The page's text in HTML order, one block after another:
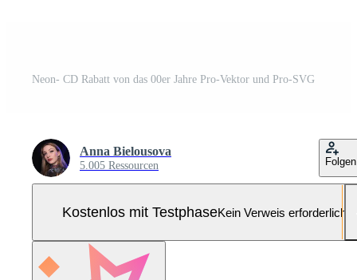
Neon- CD Rabatt von das 00er Jahre Pro-Vektor und Pro-SVG
Anna Bielousova
5.005 Ressourcen Folgen
Kostenlos mit TestphaseKein Verweis erforderlich